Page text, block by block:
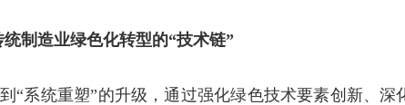
制造业绿色化转型的“技术链”
“系统重塑”的升级，通过强化绿色技术要素创新、深